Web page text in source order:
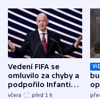
Vedení FIFA se
omluvilo za chyby a
podpořilo Infantina.
UEFA trvá na
včera před 1 h
s